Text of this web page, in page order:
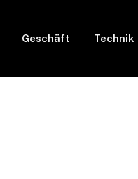
Geschäft Technik